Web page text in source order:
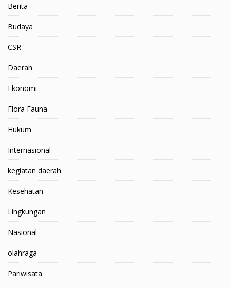
Berita
Budaya
CSR
Daerah
Ekonomi
Flora Fauna
Hukum
Internasional
kegiatan daerah
Kesehatan
Lingkungan
Nasional
olahraga
Pariwisata